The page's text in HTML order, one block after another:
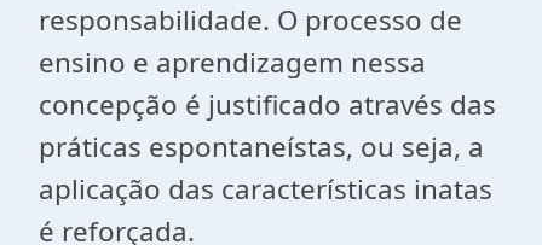
responsabilidade. O processo de
ensino e aprendizagem nessa
concepção é justificado através das
práticas espontaneístas, ou seja, a
aplicação das características inatas
é reforçada.